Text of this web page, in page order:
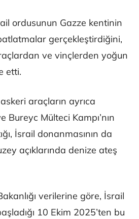
ordusunun Gazze kentinin
gerçekleştirdiğini,
ve vinçlerden yoğun
etti.
araçların ayrıca
Bureyc Mülteci Kampı’nın
İsrail donanmasının da
açıklarında denize ateş
verilerine göre, İsrail
10 Ekim 2025’ten bu